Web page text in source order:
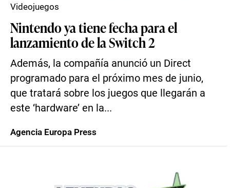
Nintendo ya tiene fecha para el
lanzamiento de la Switch 2
Además, la compañía anunció un Direct
programado para el próximo mes de junio,
que tratará sobre los juegos que llegarán a
este ‘hardware’ en la...
Videojuegos
Agencia Europa Press